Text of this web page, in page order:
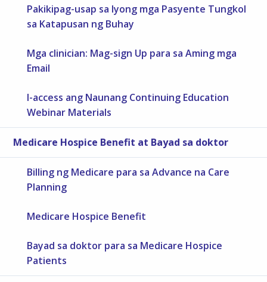
Pakikipag-usap sa Iyong mga Pasyente Tungkol
sa Katapusan ng Buhay
Mga clinician: Mag-sign Up para sa Aming mga
Email
I-access ang Naunang Continuing Education
Webinar Materials
Medicare Hospice Benefit at Bayad sa doktor
Billing ng Medicare para sa Advance na Care
Planning
Medicare Hospice Benefit
Bayad sa doktor para sa Medicare Hospice
Patients